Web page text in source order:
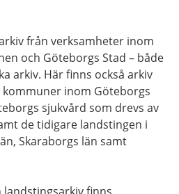
från verksamheter inom
och Göteborgs Stad – både
arkiv. Här finns också arkiv
inom Göteborgs
sjukvård som drevs av
de tidigare landstingen i
Skaraborgs län samt